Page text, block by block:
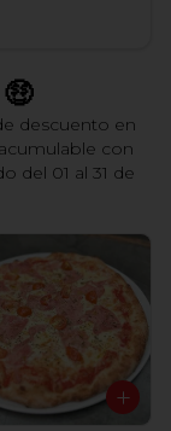
descuento en
con
del 01 al 31 de